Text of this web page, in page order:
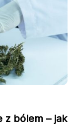
z bólem – jak